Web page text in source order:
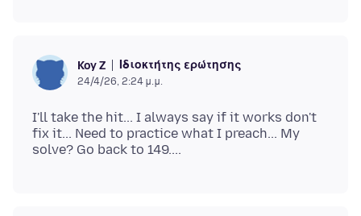
Koy Z Ιδιοκτήτης ερώτησης
24/4/26, 2:24 μ.μ.
I'll take the hit... I always say if it works don't
fix it... Need to practice what I preach... My